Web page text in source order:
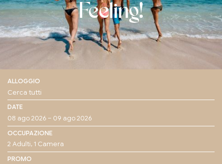
Feeling!
ALLOGGIO
DATE
OCCUPAZIONE
PROMO